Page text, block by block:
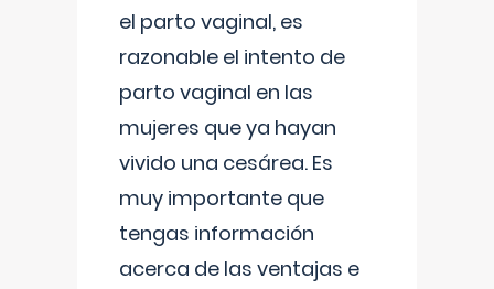
el parto vaginal, es
razonable el intento de
parto vaginal en las
mujeres que ya hayan
vivido una cesárea. Es
muy importante que
tengas información
acerca de las ventajas e